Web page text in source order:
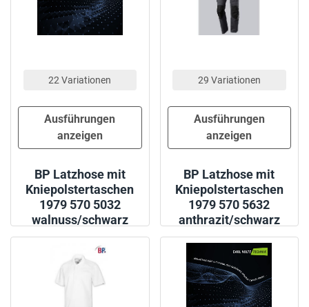
22 Variationen
Ausführungen
anzeigen
BP Latzhose mit
Kniepolstertaschen
1979 570 5032
walnuss/schwarz
29 Variationen
Ausführungen
anzeigen
BP Latzhose mit
Kniepolstertaschen
1979 570 5632
anthrazit/schwarz